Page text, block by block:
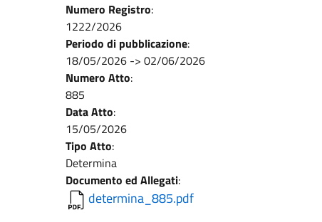
Numero Registro:
1222/2026
Periodo di pubblicazione:
18/05/2026 -> 02/06/2026
Numero Atto:
885
Data Atto:
15/05/2026
Tipo Atto:
Determina
Documento ed Allegati:
determina_885.pdf